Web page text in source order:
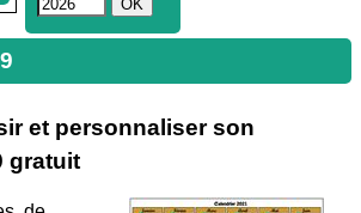
et personnaliser son
gratuit